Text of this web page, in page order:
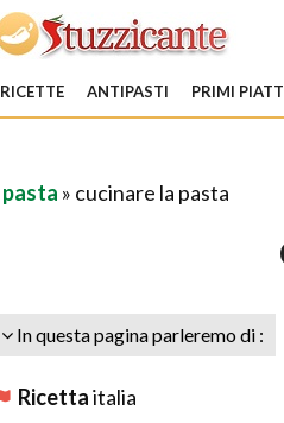
RICETTE ANTIPASTI PRIMI
pasta » cucinare la pasta
In questa pagina parleremo di :
Ricettaitalia